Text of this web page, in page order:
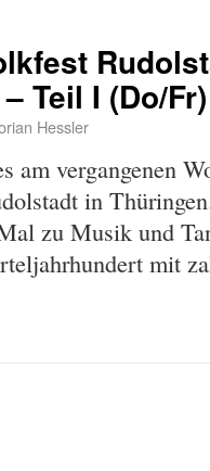
Teil I (Do/Fr)
Hessler
am vergangenen
in
zu Musik und
mit